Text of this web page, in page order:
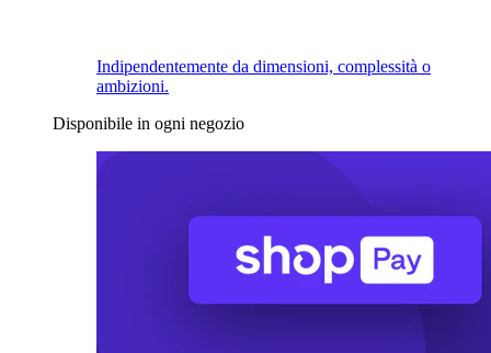
Indipendentemente da dimensioni, complessità o
ambizioni.
Disponibile in ogni negozio